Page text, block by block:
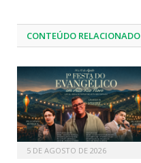
CONTEÚDO RELACIONADO
5 DE AGOSTO DE 2026